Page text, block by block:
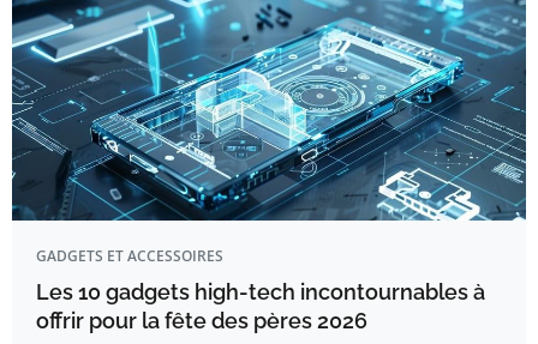
GADGETS ET ACCESSOIRES
Les 10 gadgets high-tech incontournables à
offrir pour la fête des pères 2026